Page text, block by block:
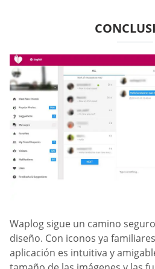
Waplog sigue un camino
diseño. Con iconos ya
aplicación es intuitiva y